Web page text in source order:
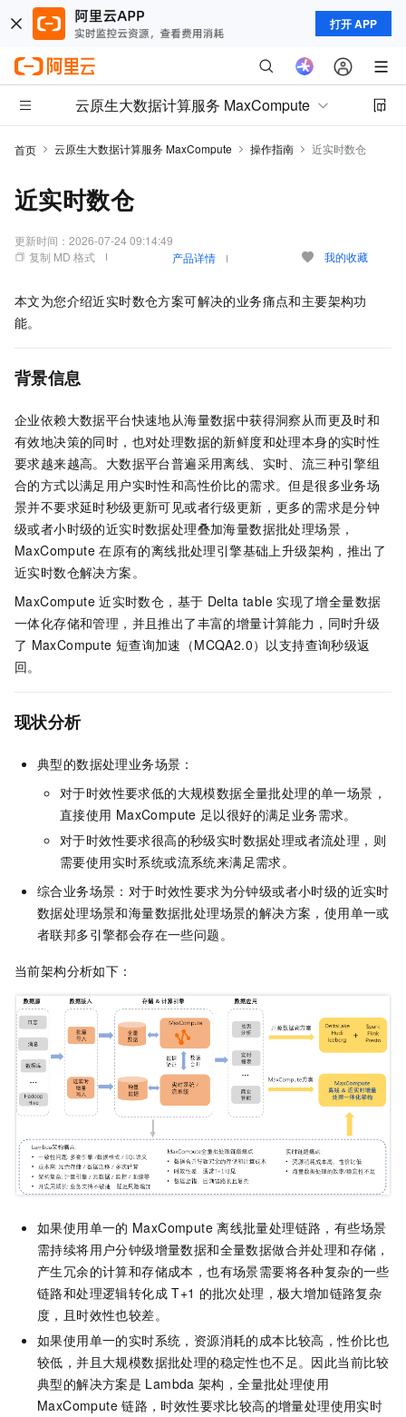
打开 APP
云原生大数据计算服务 MaxCompute
首页 云原生大数据计算服务 MaxCompute 操作指南 近实时数仓
近实时数仓
更新时间： 2026-07-24 09:14:49
复制 MD 格式
产品详情 我的收藏
本文为您介绍近实时数仓方案可解决的业务痛点和主要架构功
能。
背景信息
企业依赖大数据平台快速地从海量数据中获得洞察从而更及时和
有效地决策的同时，也对处理数据的新鲜度和处理本身的实时性
要求越来越高。大数据平台普遍采用离线、实时、流三种引擎组
合的方式以满足用户实时性和高性价比的需求。但是很多业务场
景并不要求延时秒级更新可见或者行级更新，更多的需求是分钟
级或者小时级的近实时数据处理叠加海量数据批处理场景，
MaxCompute 在原有的离线批处理引擎基础上升级架构，推出了
近实时数仓解决方案。
MaxCompute 近实时数仓，基于 Delta table 实现了增全量数据
一体化存储和管理，并且推出了丰富的增量计算能力，同时升级
了 MaxCompute 短查询加速（MCQA2.0）以支持查询秒级返
回。
现状分析
典型的数据处理业务场景：
对于时效性要求低的大规模数据全量批处理的单一场景，
直接使用 MaxCompute 足以很好的满足业务需求。
对于时效性要求很高的秒级实时数据处理或者流处理，则
需要使用实时系统或流系统来满足需求。
综合业务场景：对于时效性要求为分钟级或者小时级的近实时
数据处理场景和海量数据批处理场景的解决方案，使用单一或
者联邦多引擎都会存在一些问题。
当前架构分析如下：
如果使用单一的 MaxCompute 离线批量处理链路，有些场景
需持续将用户分钟级增量数据和全量数据做合并处理和存储，
产生冗余的计算和存储成本，也有场景需要将各种复杂的一些
链路和处理逻辑转化成 T+1 的批次处理，极大增加链路复杂
度，且时效性也较差。
如果使用单一的实时系统，资源消耗的成本比较高，性价比也
较低，并且大规模数据批处理的稳定性也不足。因此当前比较
典型的解决方案是 Lambda 架构，全量批处理使用
MaxCompute 链路，时效性要求比较高的增量处理使用实时